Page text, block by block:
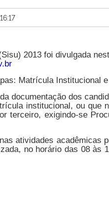
2013 foi divulgada
Matrícula Institucional
documentação dos
institucional, ou que
terceiro, exigindo-se
atividades acadêmicas
no horário das 08 às